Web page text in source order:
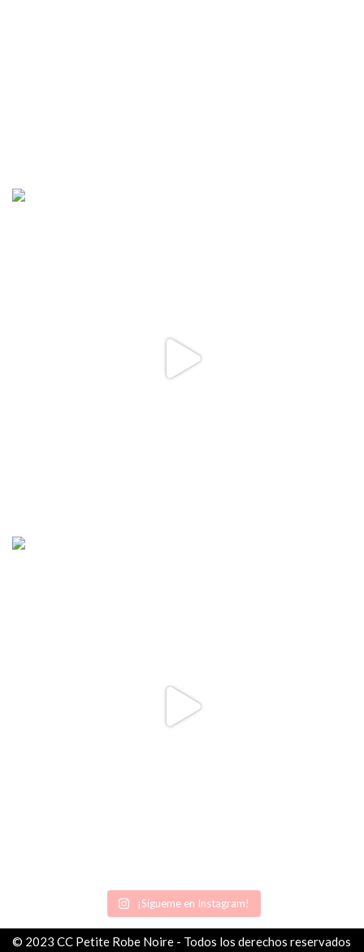
¡Sígueme en Instagram!
© 2023 CC Petite Robe Noire - Todos los derechos reservados